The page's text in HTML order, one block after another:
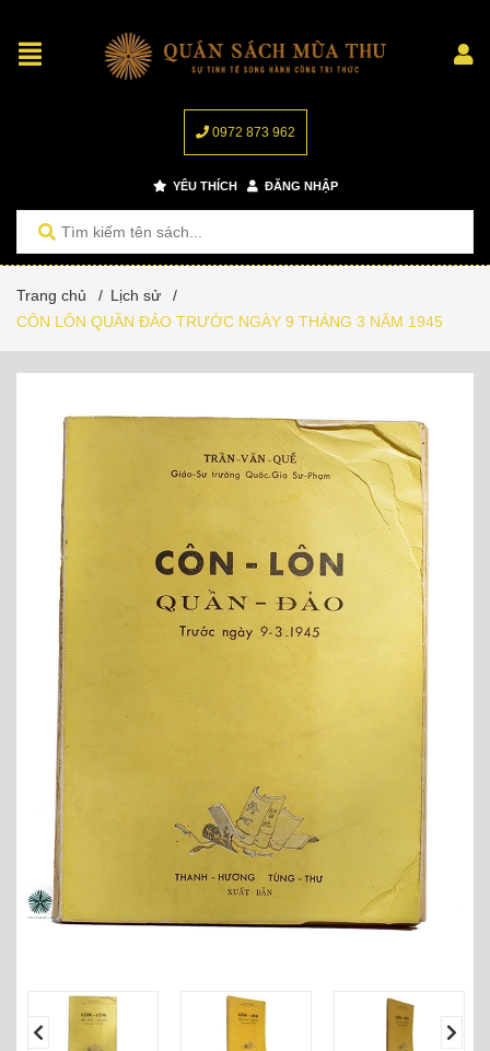
0972 873 962
YÊU THÍCH ĐĂNG NHẬP
Trang chủ / Lịch sử
/
CÔN LÔN QUẦN ĐẢO TRƯỚC NGÀY 9 THÁNG 3 NĂM 1945